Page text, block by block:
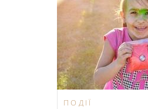
ПОДІЇ